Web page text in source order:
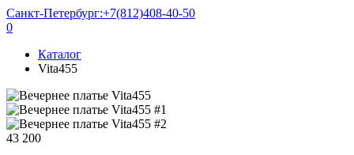
Санкт-Петербург:+7(812)408-40-50
0
Каталог
Vita455
43 200